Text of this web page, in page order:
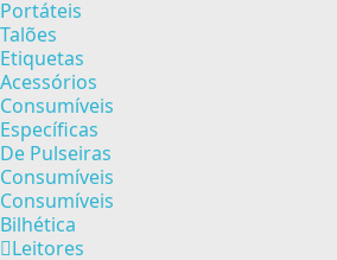
Portáteis
Talões
Etiquetas
Acessórios
Consumíveis
Específicas
De Pulseiras
Consumíveis
Consumíveis
Bilhética
Leitores